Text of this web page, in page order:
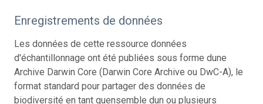
Enregistrements de données
Les données de cette ressource données
d'échantillonnage ont été publiées sous forme dune
Archive Darwin Core (Darwin Core Archive ou DwC-A), le
format standard pour partager des données de
biodiversité en tant quensemble dun ou plusieurs